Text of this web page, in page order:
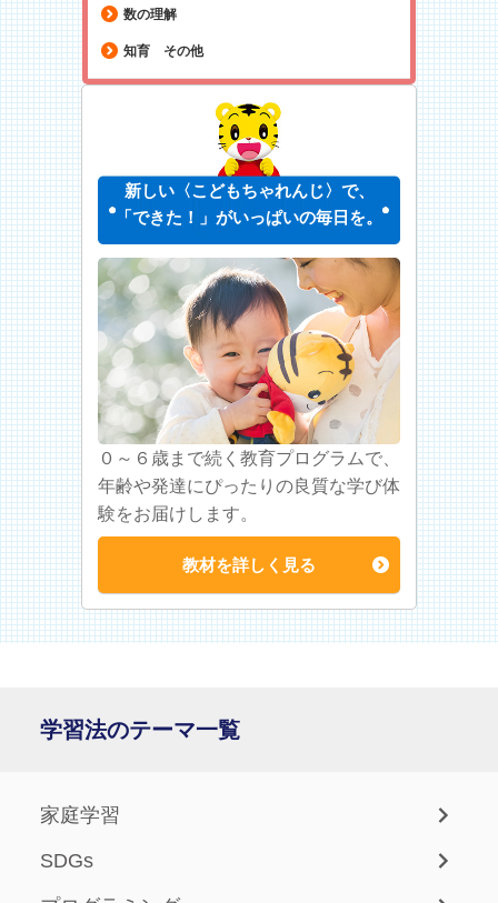
数の理解
知育 その他
新しい〈こどもちゃれんじ〉で、
「できた！」がいっぱいの毎日を。
０～６歳まで続く教育プログラムで、
年齢や発達にぴったりの良質な学び体
験をお届けします。
教材を詳しく見る
学習法のテーマ一覧
家庭学習
SDGs